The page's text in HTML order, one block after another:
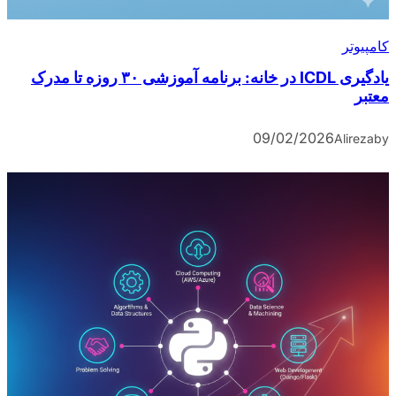
یادگیری ICDL در خانه: برنامه آموزشی ۳۰ روزه تا مدرک
09/02/2026